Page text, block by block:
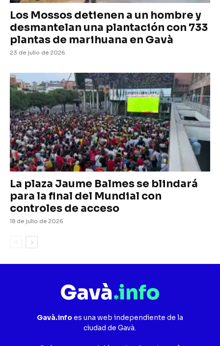
Los Mossos detienen a un hombre y
desmantelan una plantación con 733
plantas de marihuana en Gavà
23 de julio de 2026
La plaza Jaume Balmes se blindará
para la final del Mundial con
controles de acceso
18 de julio de 2026
Gavà.infoes una web independiente de la
ciudad de Gavà.